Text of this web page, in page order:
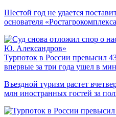
Шестой год не удается
основателя
Турпоток в России превысил
впервые за три года ушел в
Въездной туризм растет
млн иностранных гостей за